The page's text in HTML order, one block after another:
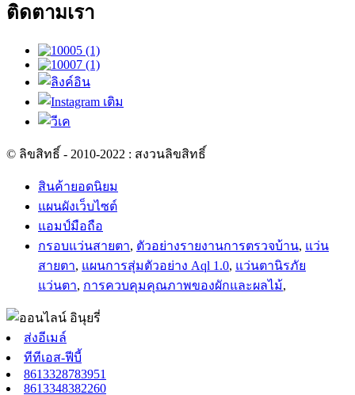
ติดตามเรา
© ลิขสิทธิ์ - 2010-2022 : สงวนลิขสิทธิ์
สินค้ายอดนิยม
แผนผังเว็บไซต์
แอมป์มือถือ
กรอบแว่นสายตา, ตัวอย่างรายงานการตรวจบ้าน, แว่น
สายตา, แผนการสุ่มตัวอย่าง Aql 1.0, แว่นตานิรภัย
แว่นตา, การควบคุมคุณภาพของผักและผลไม้,
ส่งอีเมล์
ทีทีเอส-ฟีบี้
8613328783951
8613348382260